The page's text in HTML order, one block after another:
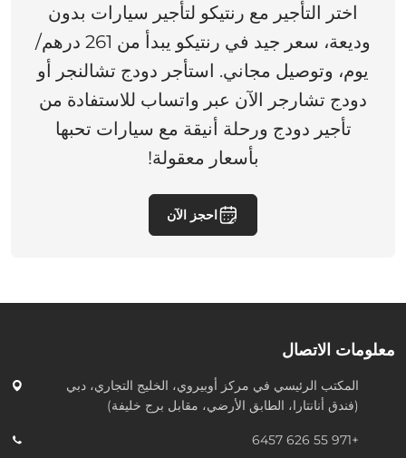
اختر التأجير مع رنتيكو لتأجير سيارات بدون
وديعة، سعر جيد في رنتيكو يبدأ من 261 درهم/
يوم، وتوصيل مجاني. استأجر دودج تشالنجر أو
دودج تشارجر الآن عبر واتساب للاستفادة من
تأجير دودج ورحلة أنيقة مع سيارات تحبها
بأسعار معقولة!
احجز الآن
معلومات الاتصال
المكتب الرئيسي في مركز أوبيروي، الخليج التجاري، دبي
(فندق أنانتارا، الطابق الأرضي، مقابل برج خليفة)
+971 55 626 6457